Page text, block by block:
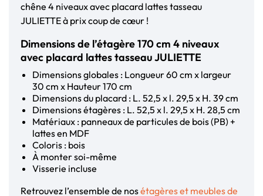
chêne 4 niveaux avec placard lattes tasseau
JULIETTE à prix coup de cœur !
Dimensions de l’étagère 170 cm 4 niveaux
avec placard lattes tasseau JULIETTE
Dimensions globales : Longueur 60 cm x largeur
30 cm x Hauteur 170 cm
Dimensions du placard : L. 52,5 x l. 29,5 x H. 39 cm
Dimensions étagères : L. 52,5 x l. 29,5 x H. 28,5 cm
Matériaux : panneaux de particules de bois (PB) +
lattes en MDF
Coloris : bois
À monter soi-même
Visserie incluse
Retrouvez l’ensemble de nosétagères et meubles de